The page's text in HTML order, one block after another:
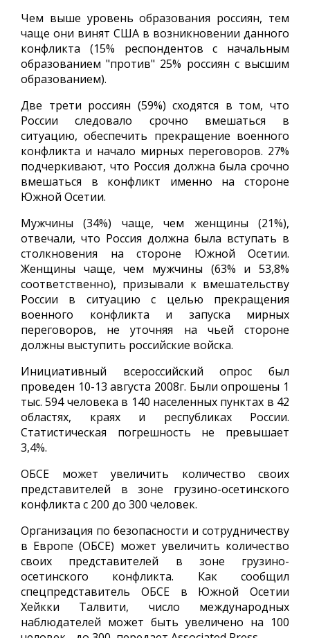
Чем выше уровень образования россиян, тем
чаще они винят США в возникновении данного
конфликта (15% респондентов с начальным
образованием "против" 25% россиян с высшим
образованием).
Две трети россиян (59%) сходятся в том, что
России следовало срочно вмешаться в
ситуацию, обеспечить прекращение военного
конфликта и начало мирных переговоров. 27%
подчеркивают, что Россия должна была срочно
вмешаться в конфликт именно на стороне
Южной Осетии.
Мужчины (34%) чаще, чем женщины (21%),
отвечали, что Россия должна была вступать в
столкновения на стороне Южной Осетии.
Женщины чаще, чем мужчины (63% и 53,8%
соответственно), призывали к вмешательству
России в ситуацию с целью прекращения
военного конфликта и запуска мирных
переговоров, не уточняя на чьей стороне
должны выступить российские войска.
Инициативный всероссийский опрос был
проведен 10-13 августа 2008г. Были опрошены 1
тыс. 594 человека в 140 населенных пунктах в 42
областях, краях и республиках России.
Статистическая погрешность не превышает
3,4%.
ОБСЕ может увеличить количество своих
представителей в зоне грузино-осетинского
конфликта с 200 до 300 человек.
Организация по безопасности и сотрудничеству
в Европе (ОБСЕ) может увеличить количество
своих представителей в зоне грузино-
осетинского конфликта. Как сообщил
спецпредставитель ОБСЕ в Южной Осетии
Хейкки Талвити, число международных
наблюдателей может быть увеличено на 100